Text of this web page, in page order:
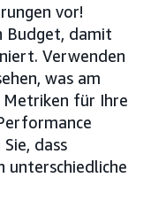
vor!
Budget, damit
Verwenden
was am
Metriken für Ihre
dass
unterschiedliche